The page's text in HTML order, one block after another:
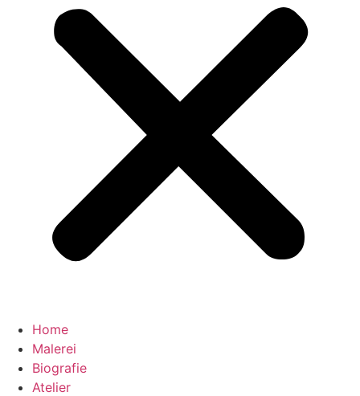
Home
Malerei
Biografie
Atelier